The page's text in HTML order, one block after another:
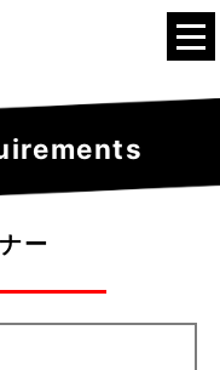
ー